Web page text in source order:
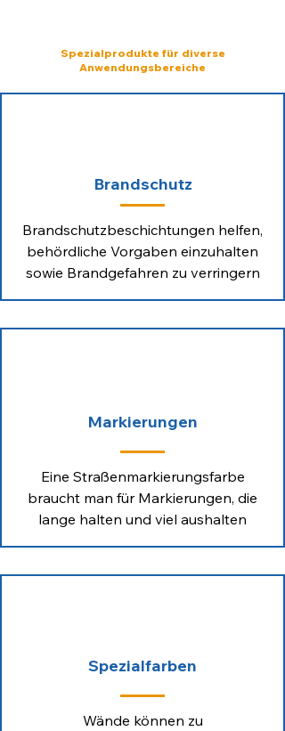
Spezialprodukte für diverse
Anwendungsbereiche
Brandschutz
Brandschutzbeschichtungen helfen,
behördliche Vorgaben einzuhalten
sowie Brandgefahren zu verringern
Markierungen
Eine Straßenmarkierungsfarbe
braucht man für Markierungen, die
lange halten und viel aushalten
Spezialfarben
Wände können zu